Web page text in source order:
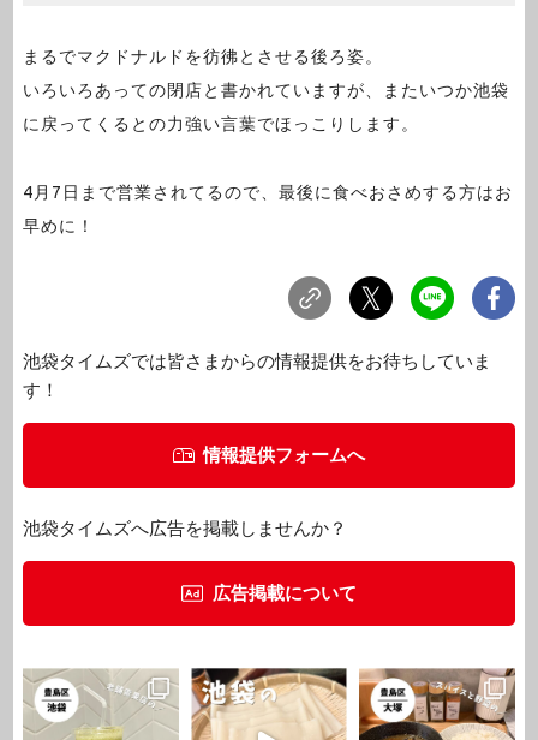
まるでマクドナルドを彷彿とさせる後ろ姿。
いろいろあっての閉店と書かれていますが、またいつか池袋
に戻ってくるとの力強い言葉でほっこりします。
4月7日まで営業されてるので、最後に食べおさめする方はお
早めに！
池袋タイムズでは皆さまからの情報提供をお待ちしていま
す！
情報提供フォームへ
池袋タイムズへ広告を掲載しませんか？
広告掲載について